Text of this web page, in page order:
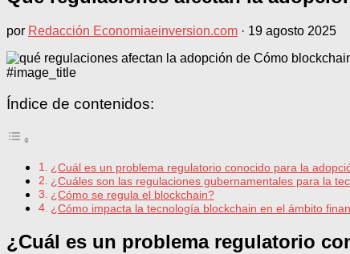
por Redacción Economiaeinversion.com · 19 agosto 2025
#image_title
Índice de contenidos:
¿Cuál es un problema regulatorio conocido para la
¿Cuáles son las regulaciones gubernamentales para la
¿Cómo se regula el blockchain?
¿Cómo impacta la tecnología blockchain en el ámbito
¿Cuál es un problema regulatorio